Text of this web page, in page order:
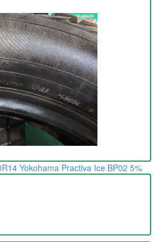
Yokohama Practiva Ice BP02 5%